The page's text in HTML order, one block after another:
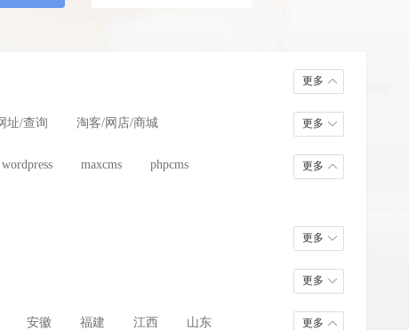
更多
址/查询 淘客/网店/商城 更多
wordpress maxcms phpcms 更多
更多
更多
安徽 福建 江西 山东 更多